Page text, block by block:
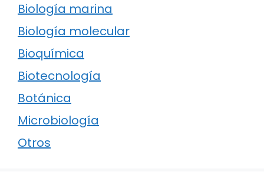
Biología marina
Biología molecular
Bioquímica
Biotecnología
Botánica
Microbiología
Otros